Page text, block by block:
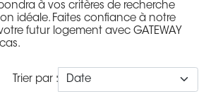
à vos critères de recherche
idéale. Faites confiance à notre
futur logement avec GATEWAY
Trier par :